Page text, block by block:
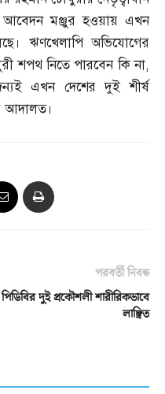
মঞ্জুর হওয়ায় এখন
ঋণখেলাপি অভিযোগের
শপথ নিতে পারবেন কি না,
এখন দেশের দুই শীর্ষ
আদালত।
পরবর্তী নিবন্ধ
পিডিবির দুই প্রকৌশলী শারীরিকভাবে
লাঞ্ছিত